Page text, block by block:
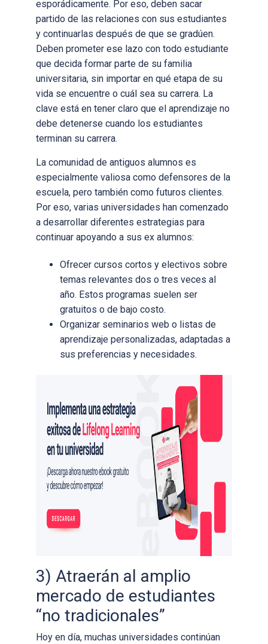
esporádicamente. Por eso, deben sacar
partido de las relaciones con sus estudiantes
y continuarlas después de que se gradúen.
Deben prometer ese lazo con todo estudiante
que decida formar parte de su familia
universitaria, sin importar en qué etapa de su
vida se encuentre o cuál sea su carrera. La
clave está en tener claro que el aprendizaje no
debe detenerse cuando los estudiantes
terminan su carrera.
La comunidad de antiguos alumnos es
especialmente valiosa como defensores de la
escuela, pero también como futuros clientes.
Por eso, varias universidades han comenzado
a desarrollar diferentes estrategias para
continuar apoyando a sus ex alumnos:
Ofrecer cursos cortos y electivos sobre
temas relevantes dos o tres veces al
año. Estos programas suelen ser
gratuitos o de bajo costo.
Organizar seminarios web o listas de
aprendizaje personalizadas, adaptadas a
sus preferencias y necesidades.
3) Atraerán al amplio
mercado de estudiantes
“no tradicionales”
Hoy en día, muchas universidades continúan